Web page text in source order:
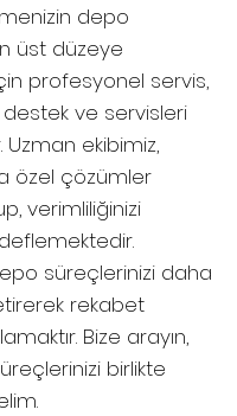
depo
üst düzeye
profesyonel servis,
destek ve servisleri
Uzman ekibimiz,
özel çözümler
verimliliğinizi
süreçlerinizi daha
rekabet
Bize arayın,
birlikte